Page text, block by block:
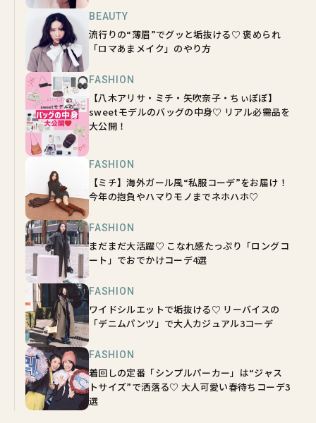
BEAUTY
流行りの“薄眉”でグッと垢抜ける♡ 褒められ
「ロマあまメイク」のやり方
FASHION
【八木アリサ・ミチ・矢吹奈子・ちぃぽぽ】
sweetモデルのバッグの中身♡ リアル必需品を
大公開！
FASHION
【ミチ】海外ガール風“私服コーデ”をお届け！
今年の抱負やハマりモノまでネホハホ♡
FASHION
まだまだ大活躍♡ こなれ感たっぷり「ロングコ
ート」でおでかけコーデ4選
FASHION
ワイドシルエットで垢抜ける♡ リーバイスの
「デニムパンツ」で大人カジュアル3コーデ
FASHION
着回しの定番「シンプルパーカー」は“ジャス
トサイズ”で洒落る♡ 大人可愛い春待ちコーデ3
選